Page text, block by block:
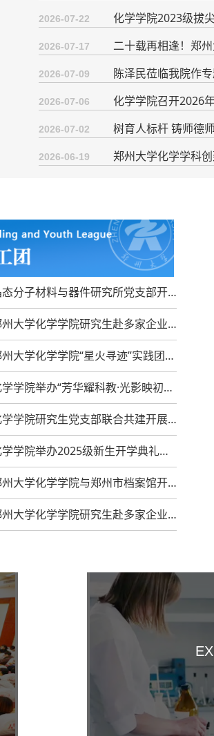
2026-07-22 化学学院2023级拔
2026-07-17 二十载再相逢！郑
2026-07-09 陈泽民莅临我院作
2026-07-06 化学学院召开2026
2026-07-02 树育人标杆 铸师德
2026-06-19 郑州大学化学学科
2026-07-14 晶态分子材料与器件研究所党支部开展《...
2026-04-08 郑州大学化学学院研究生赴多家企业开展...
2026-04-08 郑州大学化学学院“星火寻迹”实践团开...
2026-03-26 化学学院举办“芳华耀科教·光影映初心”...
2025-11-15 化学学院研究生党支部联合共建开展红色...
2025-10-15 化学学院举办2025级新生开学典礼暨迎新...
2025-09-03 郑州大学化学学院与郑州市档案馆开展“...
2025-09-01 郑州大学化学学院研究生赴多家企业开展...